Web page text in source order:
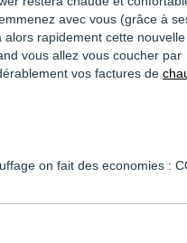
avec vous (grâce à
rapidement cette
vous allez vous coucher par
vos factures de
on fait des economies :